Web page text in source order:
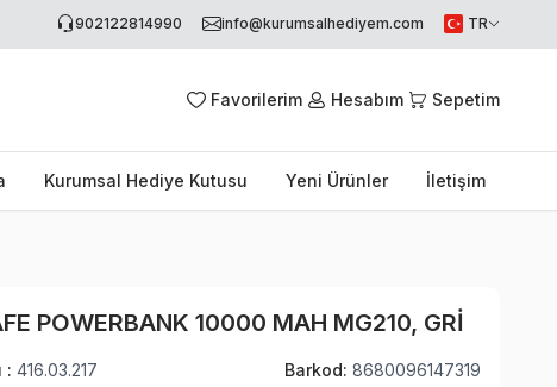
902122814990 info@kurumsalhediyem.com TR
Favorilerim Hesabım Sepetim
Kurumsal Hediye Kutusu Yeni Ürünler İletişim
POWERBANK 10000 MAH MG210, GRI
: 416.03.217 Barkod: 8680096147319